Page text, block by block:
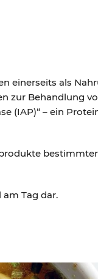
einerseits als
zur Behandlung
(IAP)“ – ein
am Tag dar.